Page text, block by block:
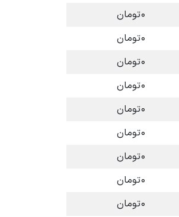
۰تومان
۰تومان
۰تومان
۰تومان
۰تومان
۰تومان
۰تومان
۰تومان
۰تومان